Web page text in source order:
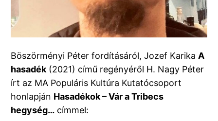
Böszörményi Péter fordításáról, Jozef KarikaA
hasadék(2021) című regényéről H. Nagy Péter
írt az MA Populáris Kultúra Kutatócsoport
honlapján Hasadékok – Vár a Tribecs
hegység… címmel: